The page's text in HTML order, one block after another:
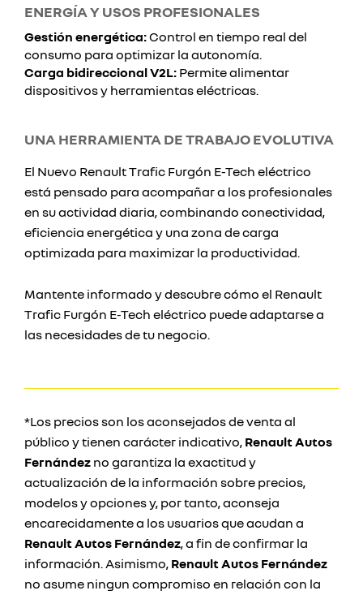
ENERGÍA Y USOS PROFESIONALES
Gestión energética:Control en tiempo real del
consumo para optimizar la autonomía.
Carga bidireccional V2L: Permite alimentar
dispositivos y herramientas eléctricas.
UNA HERRAMIENTA DE TRABAJO EVOLUTIVA
El Nuevo Renault Trafic Furgón E-Tech eléctrico
está pensado para acompañar a los profesionales
en su actividad diaria, combinando conectividad,
eficiencia energética y una zona de carga
optimizada para maximizar la productividad.
Mantente informado y descubre cómo el Renault
Trafic Furgón E-Tech eléctrico puede adaptarse a
las necesidades de tu negocio.
*Los precios son los aconsejados de venta al
público y tienen carácter indicativo, Renault Autos
Fernández no garantiza la exactitud y
actualización de la información sobre precios,
modelos y opciones y, por tanto, aconseja
encarecidamente a los usuarios que acudan a
Renault Autos Fernández, a fin de confirmar la
información. Asimismo, Renault Autos Fernández
no asume ningun compromiso en relación con la